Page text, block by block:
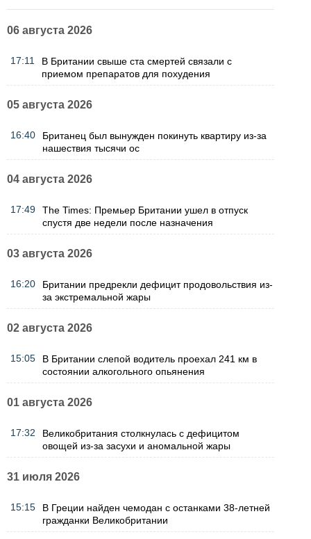
06 августа 2026
17:11
В Британии свыше ста смертей связали с
приемом препаратов для похудения
05 августа 2026
16:40
Британец был вынужден покинуть квартиру из-за
нашествия тысячи ос
04 августа 2026
17:49
The Times: Премьер Британии ушел в отпуск
спустя две недели после назначения
03 августа 2026
16:20
Британии предрекли дефицит продовольствия из-
за экстремальной жары
02 августа 2026
15:05
В Британии слепой водитель проехал 241 км в
состоянии алкогольного опьянения
01 августа 2026
17:32
Великобритания столкнулась с дефицитом
овощей из-за засухи и аномальной жары
31 июля 2026
15:15
В Греции найден чемодан с останками 38-летней
гражданки Великобритании